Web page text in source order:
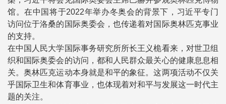
馆。在中国将于2022年举办冬奥会的背景下，习近平专门
访问位于洛桑的国际奥委会，也传递着对国际奥林匹克事业
的支持。
在中国人民大学国际事务研究所所长王义桅看来，对世卫组
织和国际奥委会的访问，都和人民群众最关心的健康息息相
关。奥林匹克运动本身就是和平的象征。这两项活动不仅关
乎国际卫生和体育事业，也体现着对和平与发展这一时代主
题的关注。